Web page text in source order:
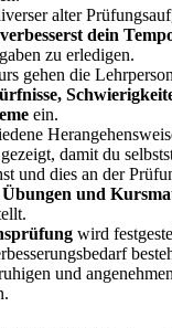
alter
verbesserst dein
zu erledigen.
gehen die
ein.
damit du
und dies an der
und
wird
und